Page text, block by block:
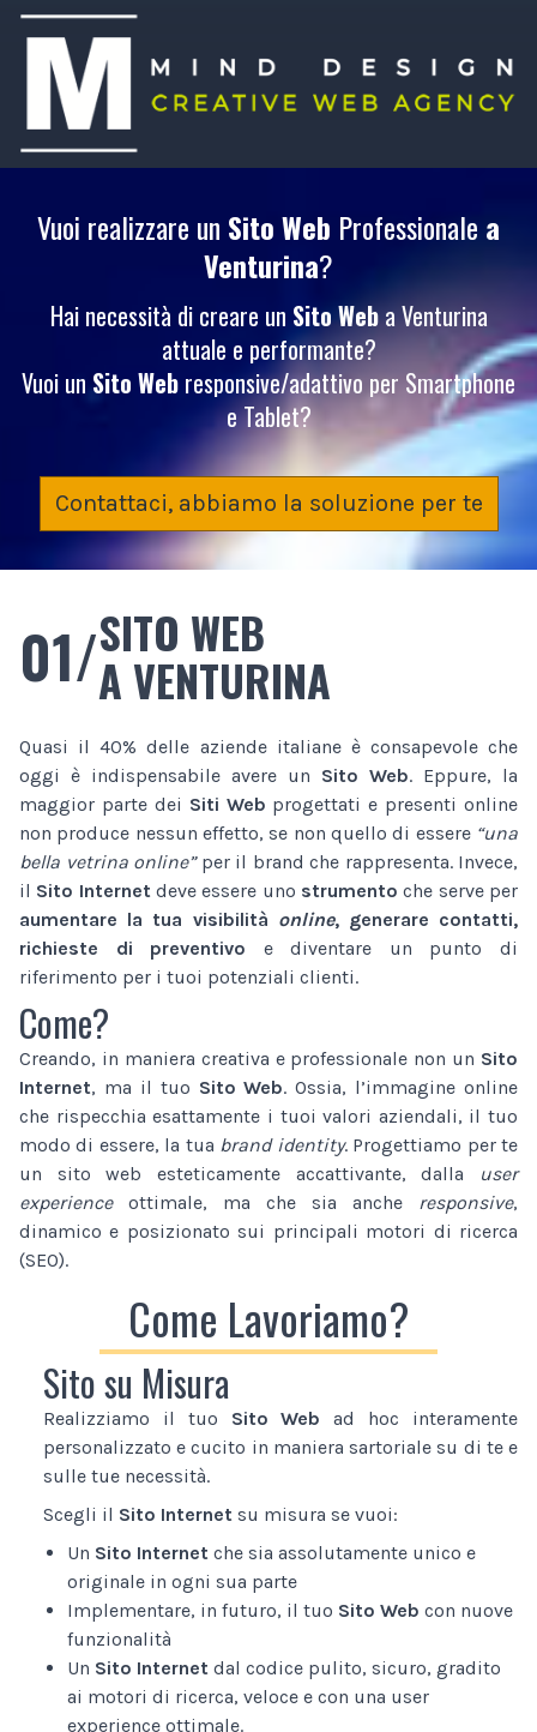
Vuoi realizzare un Sito Web Professionale a
Venturina?
Hai necessità di creare un Sito Weba Venturina
attuale e performante?
Vuoi unSito Web responsive/adattivo per Smartphone
e Tablet?
Contattaci, abbiamo la soluzione per te
01/SITO WEB
A VENTURINA
Quasi il 40% delle aziende italiane è consapevole che
oggi è indispensabile avere un Sito Web. Eppure, la
maggior parte dei Siti Web progettati e presenti online
non produce nessun effetto, se non quello di essere “una
bella vetrina online”per il brand che rappresenta. Invece,
il Sito Internet deve essere uno strumento che serve per
aumentare la tua visibilità online, generare contatti,
richieste di preventivo e diventare un punto di
riferimento per i tuoi potenziali clienti.
Come?
Creando, in maniera creativa e professionale non un Sito
Internet, ma il tuo Sito Web. Ossia, l’immagine online
che rispecchia esattamente i tuoi valori aziendali, il tuo
modo di essere, la tua brand identity. Progettiamo per te
un sito web esteticamente accattivante, dalla
user
experienceottimale, ma che sia anche responsive,
dinamico e posizionato sui principali motori di ricerca
(SEO).
Come Lavoriamo?
Sito su Misura
Realizziamo il tuo Sito Web ad hoc interamente
personalizzato e cucito in maniera sartoriale su di te e
sulle tue necessità.
Scegli il Sito Internet su misura se vuoi:
Un Sito Internet che sia assolutamente unico e
originale in ogni sua parte
Implementare, in futuro, il tuo Sito Web con nuove
funzionalità
Un Sito Internet dal codice pulito, sicuro, gradito
ai motori di ricerca, veloce e con una user
experience ottimale.